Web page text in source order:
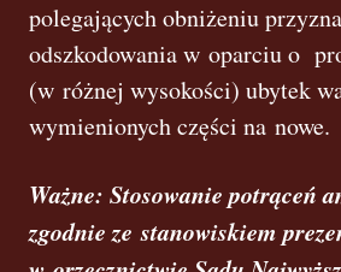
polegających obniżeniu
odszkodowania w oparciu o
(w różnej wysokości) ubytek
wymienionych części na nowe.
Ważne: Stosowanie potrąceń
zgodnie ze stanowiskiem